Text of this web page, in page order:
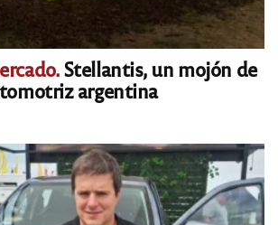
Stellantis, un mojón de
argentina